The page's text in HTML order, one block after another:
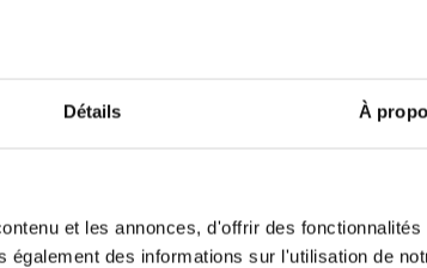
Détails À
et les annonces, d'offrir des
des informations sur l'utilisation de
à destination des professionnels de santé